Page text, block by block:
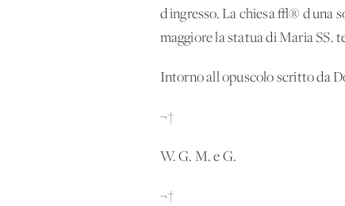
d'ingresso. La chiesa √® d'una
maggiore la statua di Maria SS.
Intorno all'opuscolo scritto da
¬†
W. G. M. e G.
¬†